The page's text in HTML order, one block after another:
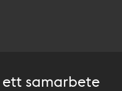
samarbete